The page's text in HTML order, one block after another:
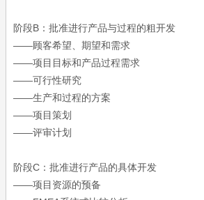
阶段B：批准进行产品与过程的粗开发
——顾客希望、期望和需求
——项目目标和产品过程需求
——可行性研究
——生产和过程的方案
——项目策划
——评审计划
阶段C：批准进行产品的具体开发
——项目资源的预备